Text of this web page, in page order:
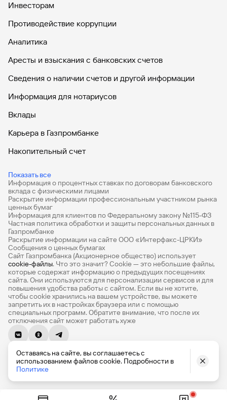
Инвесторам
Противодействие коррупции
Аналитика
Аресты и взыскания с банковских счетов
Сведения о наличии счетов и другой информации
Информация для нотариусов
Вклады
Карьера в Газпромбанке
Накопительный счет
Показать все
Дебетовые карты с бесплатным обслуживанием
Все накопительные счета
Банковские вклады на 3 месяца
Вклады с высоким процентом
Калькулятор вкладов
Виртуальные карты
Премиум
Private
РКО
ВЭД
Депозиты для бизнеса
Эквайринг
Информация о процентных ставках по договорам банковского
вклада с физическими лицами
Раскрытие информации профессиональным участником рынка
ценных бумаг
Информация для клиентов по Федеральному закону №115-ФЗ
Частная политика обработки и защиты персональных данных в
Газпромбанке
Раскрытие информации на сайте ООО «Интерфакс-ЦРКИ»
Сообщения о ценных бумагах
Сайт Газпромбанка (Акционерное общество) использует
cookie-файлы. Что это значит? Сookie — это небольшие файлы,
которые содержат информацию о предыдущих посещениях
сайта. Они используются для персонализации сервисов и для
повышения удобства работы с сайтом. Если вы не хотите,
чтобы сookie хранились на вашем устройстве, вы можете
запретить их в настройках браузера или с помощью
специальных программ. Обратите внимание, что после их
отключения сайт может работать хуже
© 1990-2026, Банк ГПБ (АО) Генеральная лицензия Банка
России № 354
English version
Оставаясь на сайте, вы соглашаетесь с
использованием файлов cookie. Подробности в
Политике